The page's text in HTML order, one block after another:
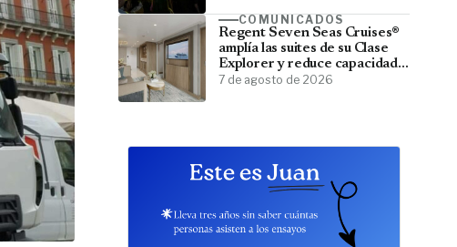
COMUNICADOS
Regent Seven Seas Cruises®
amplía las suites de su Clase
Explorer y reduce capacidad;
menos pasajeros, más espacio
7 de agosto de 2026